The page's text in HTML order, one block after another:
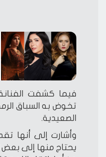
فيما كشفت
الصعيدية.
وأشارت إلى أنها
يحتاج منها إلى بعض